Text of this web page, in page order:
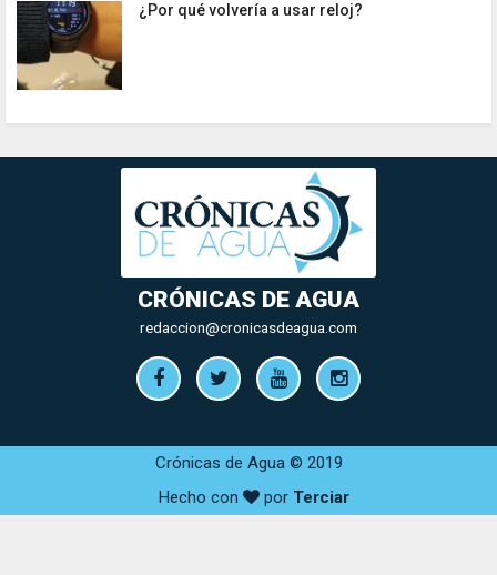
¿Por qué volvería a usar reloj?
CRÓNICAS DE AGUA
redaccion@cronicasdeagua.com
Crónicas de Agua © 2019
Hecho con
por Terciar